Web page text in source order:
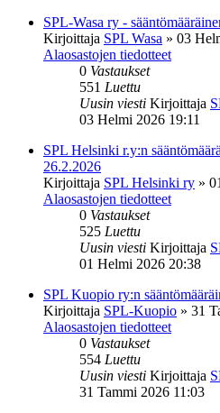
SPL-Wasa ry -
Kirjoittaja SPL Wasa » 03
Alaosastojen tiedotteet
0 Vastaukset
551 Luettu
Uusin viesti Kirjoittaja
03 Helmi 2026 19:11
SPL Helsinki r.y:n
26.2.2026
Kirjoittaja SPL Helsinki ry »
Alaosastojen tiedotteet
0 Vastaukset
525 Luettu
Uusin viesti Kirjoittaja
01 Helmi 2026 20:38
SPL Kuopio ry:n
Kirjoittaja SPL-Kuopio » 31
Alaosastojen tiedotteet
0 Vastaukset
554 Luettu
Uusin viesti Kirjoittaja
31 Tammi 2026 11:03